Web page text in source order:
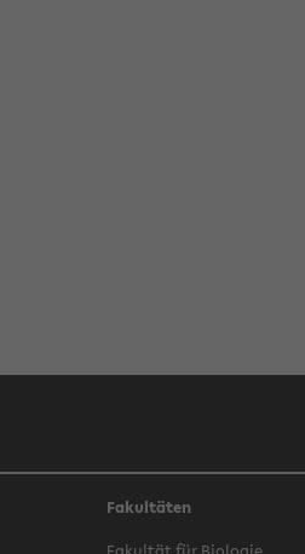
Fakultäten